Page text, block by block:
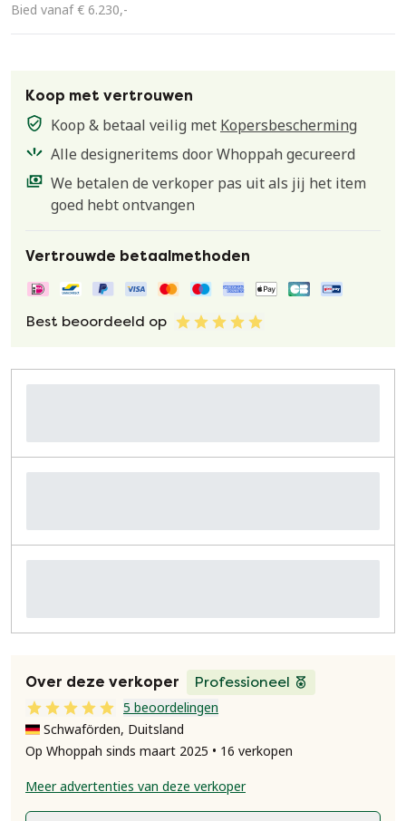
Bied vanaf € 6.230,-
Koop met vertrouwen
Koop & betaal veilig met Kopersbescherming
Alle designeritems door Whoppah gecureerd
We betalen de verkoper pas uit als jij het item
goed hebt ontvangen
Vertrouwde betaalmethoden
Best beoordeeld op
Over deze verkoper
Professioneel
5 beoordelingen
Schwaförden, Duitsland
Op Whoppah sinds maart 2025 • 16 verkopen
Meer advertenties van deze verkoper